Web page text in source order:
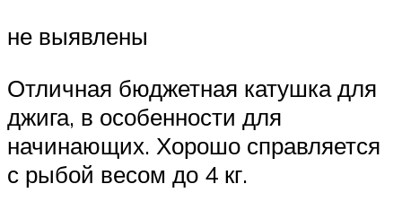
не выявлены
Отличная бюджетная катушка для
джига, в особенности для
начинающих. Хорошо справляется
с рыбой весом до 4 кг.